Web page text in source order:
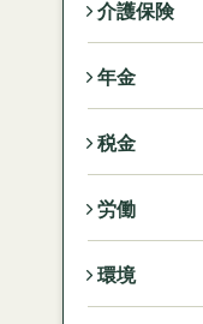
介護保険
年金
税金
労働
環境